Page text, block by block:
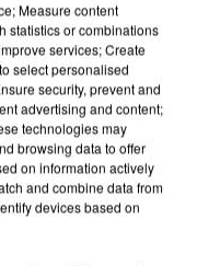
Measure content
statistics or combinations
services; Create
select personalised
security, prevent and
advertising and content;
technologies may
browsing data to offer
on information actively
and combine data from
devices based on